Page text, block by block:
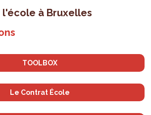
l'école à Bruxelles
TOOLBOX
Le Contrat École